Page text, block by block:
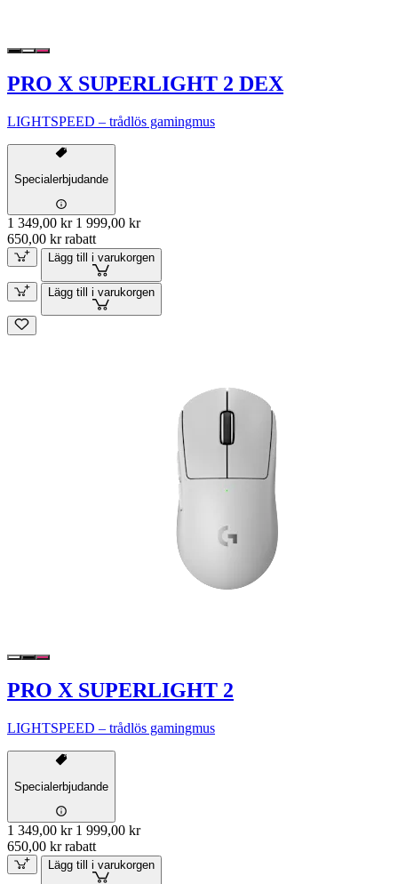
PRO X SUPERLIGHT 2 DEX
LIGHTSPEED – trådlös gamingmus
Specialerbjudande
1 349,00 kr 1 999,00 kr
650,00 kr rabatt
Lägg till i varukorgen
Lägg till i varukorgen
PRO X SUPERLIGHT 2
LIGHTSPEED – trådlös gamingmus
Specialerbjudande
1 349,00 kr 1 999,00 kr
650,00 kr rabatt
Lägg till i varukorgen